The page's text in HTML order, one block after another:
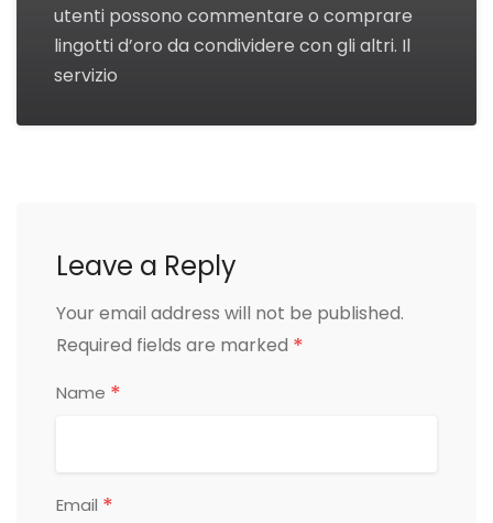
utenti possono commentare o comprare
lingotti d’oro da condividere con gli altri. Il
servizio
Leave a Reply
Your email address will not be published.
Required fields are marked *
Name *
Email *